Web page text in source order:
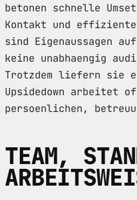
betonen schnelle
Kontakt und effiziente
sind Eigenaussagen
keine unabhaengig
Trotzdem liefern sie
Upsidedown arbeitet
persoenlichen,
TEAM,